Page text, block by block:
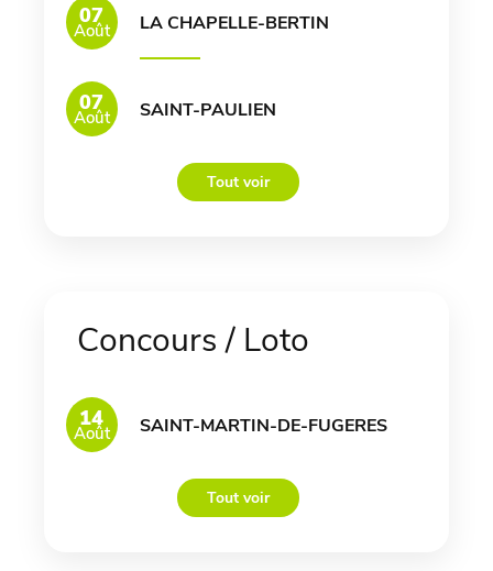
07
Août LA CHAPELLE-BERTIN
07
Août SAINT-PAULIEN
Tout voir
Concours / Loto
14
Août SAINT-MARTIN-DE-FUGERES
Tout voir